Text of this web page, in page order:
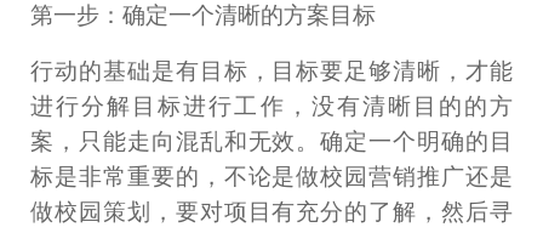
第一步：确定一个清晰的方案目标
行动的基础是有目标，目标要足够清晰，才能
进行分解目标进行工作，没有清晰目的的方
案，只能走向混乱和无效。确定一个明确的目
标是非常重要的，不论是做校园营销推广还是
做校园策划，要对项目有充分的了解，然后寻